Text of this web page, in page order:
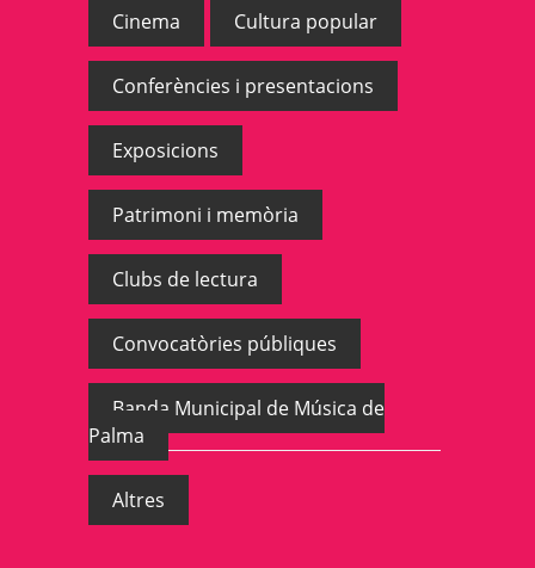
Cinema Cultura popular
Conferències i presentacions
Exposicions
Patrimoni i memòria
Clubs de lectura
Convocatòries públiques
Banda Municipal de Música de
Palma
Altres